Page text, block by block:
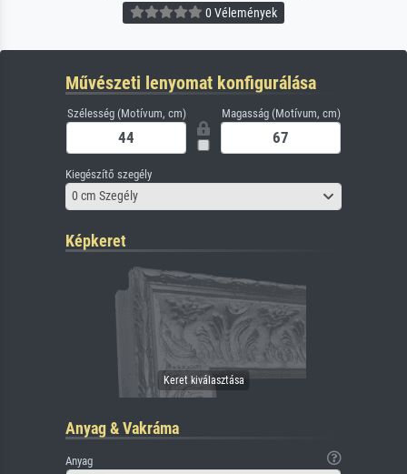
0 Vélemények
Művészeti lenyomat konfigurálása
Szélesség (Motívum, cm) Magasság (Motívum, cm)
Kiegészítő szegély
0 cm Szegély
Képkeret
Anyag & Vakráma
Anyag